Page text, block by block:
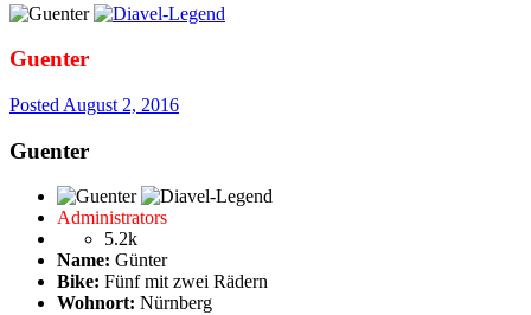
Guenter
Posted August 2, 2016
Guenter
Administrators
5.2k
Name: Günter
Bike: Fünf mit zwei Rädern
Wohnort: Nürnberg